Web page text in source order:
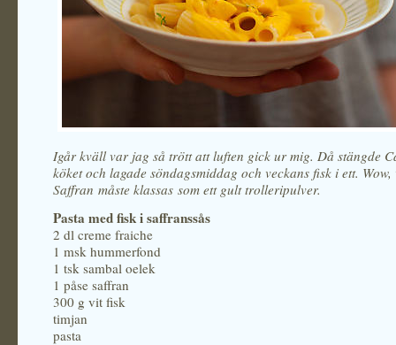
Igår kväll var jag så trött att luften gick ur mig. Då stängde
köket och lagade söndagsmiddag och veckans fisk i ett.
Saffran måste klassas som ett gult trolleripulver.
Pasta med fisk i saffranssås
2 dl creme fraiche
1 msk hummerfond
1 tsk sambal oelek
1 påse saffran
300 g vit fisk
timjan
pasta